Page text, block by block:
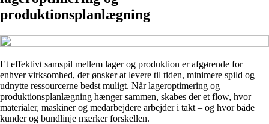
produktionsplanlægning
Et effektivt samspil mellem lager og produktion er afgørende for
enhver virksomhed, der ønsker at levere til tiden, minimere spild og
udnytte ressourcerne bedst muligt. Når lageroptimering og
produktionsplanlægning hænger sammen, skabes der et flow, hvor
materialer, maskiner og medarbejdere arbejder i takt – og hvor både
kunder og bundlinje mærker forskellen.